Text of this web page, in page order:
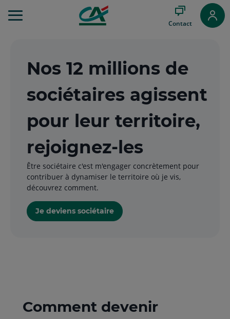
au
de
page
Contact
Nos 12 millions de
sociétaires agissent
pour leur territoire,
rejoignez-les
Être sociétaire c'est m'engager concrètement pour
contribuer à dynamiser le territoire où je vis,
découvrez comment.
Je deviens sociétaire
Comment devenir